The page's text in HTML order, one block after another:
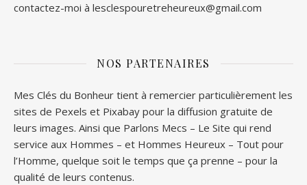
contactez-moi à lesclespouretreheureux@gmail.com
NOS PARTENAIRES
Mes Clés du Bonheur tient à remercier particulièrement les
sites de Pexels et Pixabay pour la diffusion gratuite de
leurs images. Ainsi que Parlons Mecs – Le Site qui rend
service aux Hommes – et Hommes Heureux – Tout pour
l’Homme, quelque soit le temps que ça prenne – pour la
qualité de leurs contenus.